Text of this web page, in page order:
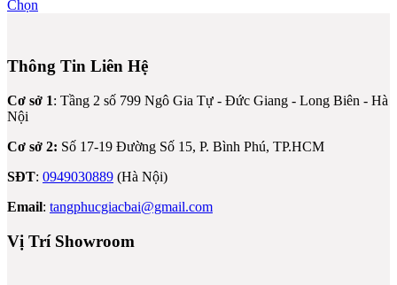
Chọn
có
biến
thể.
tùy
có
được
trên
Thông Tin Liên Hệ
Cơ sở 1: Tầng 2 số 799 Ngô Gia Tự - Đức Giang - Long Biên - Hà
Nội
Cơ sở 2: Số 17-19 Đường Số 15, P. Bình Phú, TP.HCM
SĐT: 0949030889 (Hà Nội)
Email: tangphucgiacbai@gmail.com
Vị Trí Showroom